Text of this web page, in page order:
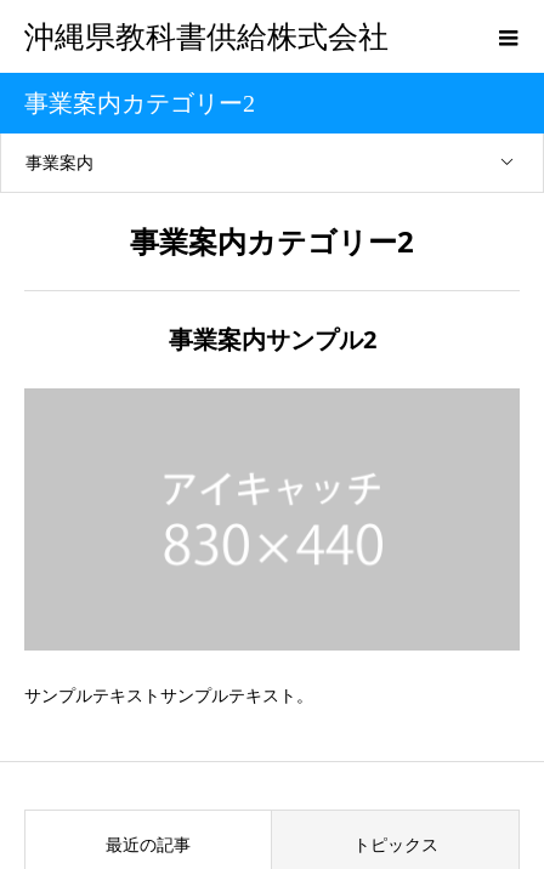
沖縄県教科書供給株式会社
事業案内カテゴリー2
事業案内
事業案内カテゴリー2
事業案内サンプル2
サンプルテキストサンプルテキスト。
最近の記事 トピックス